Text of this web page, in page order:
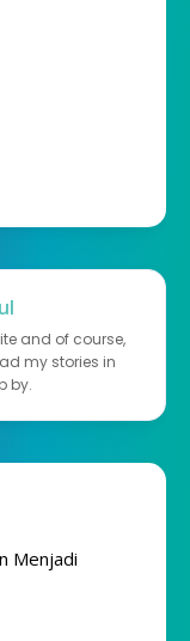
and of course,
my stories in
by.
Menjadi